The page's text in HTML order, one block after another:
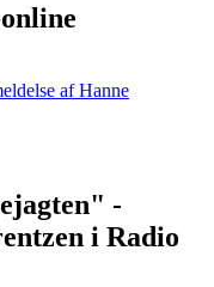
-
i Radio